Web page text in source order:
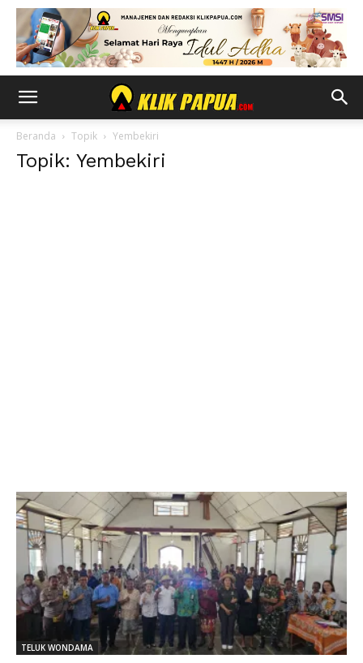
Beranda Topik Yembekiri
Topik: Yembekiri
TELUK WONDAMA